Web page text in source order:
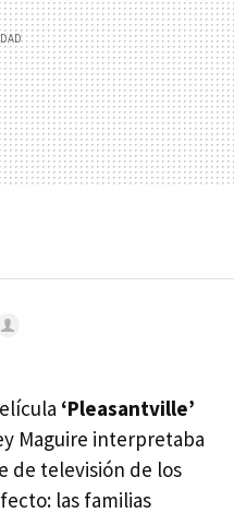
‘Pleasantville’
Maguire interpretaba
de televisión de los
las familias